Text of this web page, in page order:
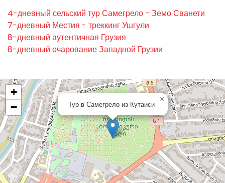
4-дневный сельский тур Самегрело - Земо Сванети
7-дневный Местия - треккинг Ушгули
8-дневный аутентичная Грузия
8-дневный очарование Западной Грузии
Тур в Самегрело из Кутаиси
×
+
−